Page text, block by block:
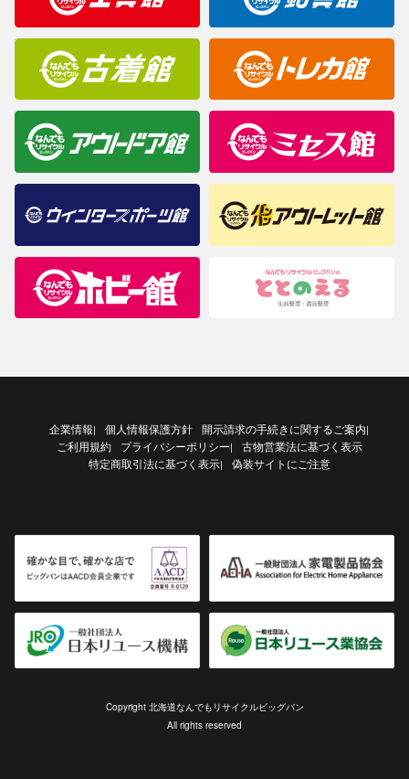
商品について
企業情報| 個人情報保護方針 開示請求の手続きに関するご案内|
ご利用規約 プライバシーポリシー|
古物営業法に基づく表示
特定商取引法に基づく表示| 偽装サイトにご注意
Copyright 北海道なんでもリサイクルビッグバン
All rights reserved